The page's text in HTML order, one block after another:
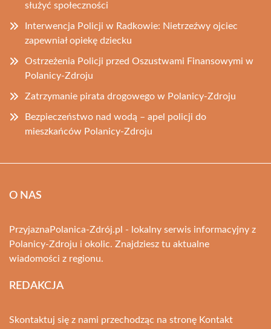
służyć społeczności
Interwencja Policji w Radkowie: Nietrzeźwy ojciec
zapewniał opiekę dziecku
Ostrzeżenia Policji przed Oszustwami Finansowymi w
Polanicy-Zdroju
Zatrzymanie pirata drogowego w Polanicy-Zdroju
Bezpieczeństwo nad wodą – apel policji do
mieszkańców Polanicy-Zdroju
O NAS
PrzyjaznaPolanica-Zdrój.pl - lokalny serwis informacyjny z
Polanicy-Zdroju i okolic. Znajdziesz tu aktualne
wiadomości z regionu.
REDAKCJA
Skontaktuj się z nami przechodząc na stronę Kontakt